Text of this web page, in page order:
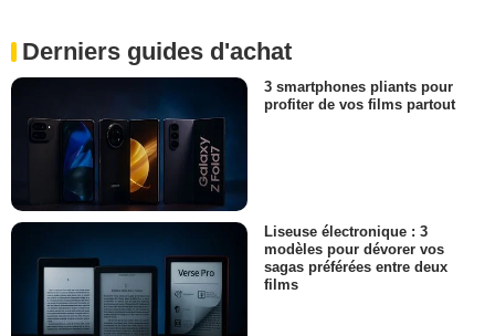
Derniers guides d'achat
3 smartphones pliants pour
profiter de vos films partout
Liseuse électronique : 3
modèles pour dévorer vos
sagas préférées entre deux
films